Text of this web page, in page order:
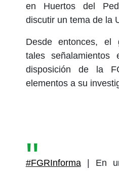
en Huertos del
discutir un tema de la
Desde entonces, el
tales
disposición de la
elementos a su
#FGRInforma| En